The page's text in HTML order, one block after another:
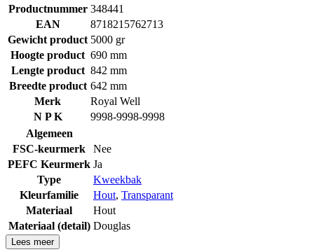
Productnummer 348441
EAN
8718215762713
Gewicht product 5000 gr
Hoogte product 690 mm
Lengte product 842 mm
Breedte product 642 mm
Merk
Royal Well
N P K
9998-9998-9998
Algemeen
FSC-keurmerk
Nee
PEFC Keurmerk Ja
Type
Kweekbak
Kleurfamilie
Hout, Transparant
Materiaal
Hout
Materiaal (detail) Douglas
Lees meer